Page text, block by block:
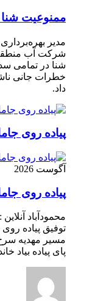
ممنوعیت شنا
مدیر
شرکت آب
شنا در تمامی
خطرات جانی
داد.
پیاده روی
آگوست 2026
پیاده روی
محمودآباد
توفیق پیاده روی
مسیر مهدیه سرخ
پای پیاده بیاد